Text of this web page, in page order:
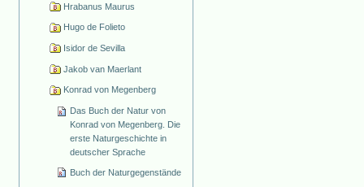
Hrabanus Maurus
Hugo de Folieto
Isidor de Sevilla
Jakob van Maerlant
Konrad von Megenberg
Das Buch der Natur von
Konrad von Megenberg. Die
erste Naturgeschichte in
deutscher Sprache
Buch der Naturgegenstände